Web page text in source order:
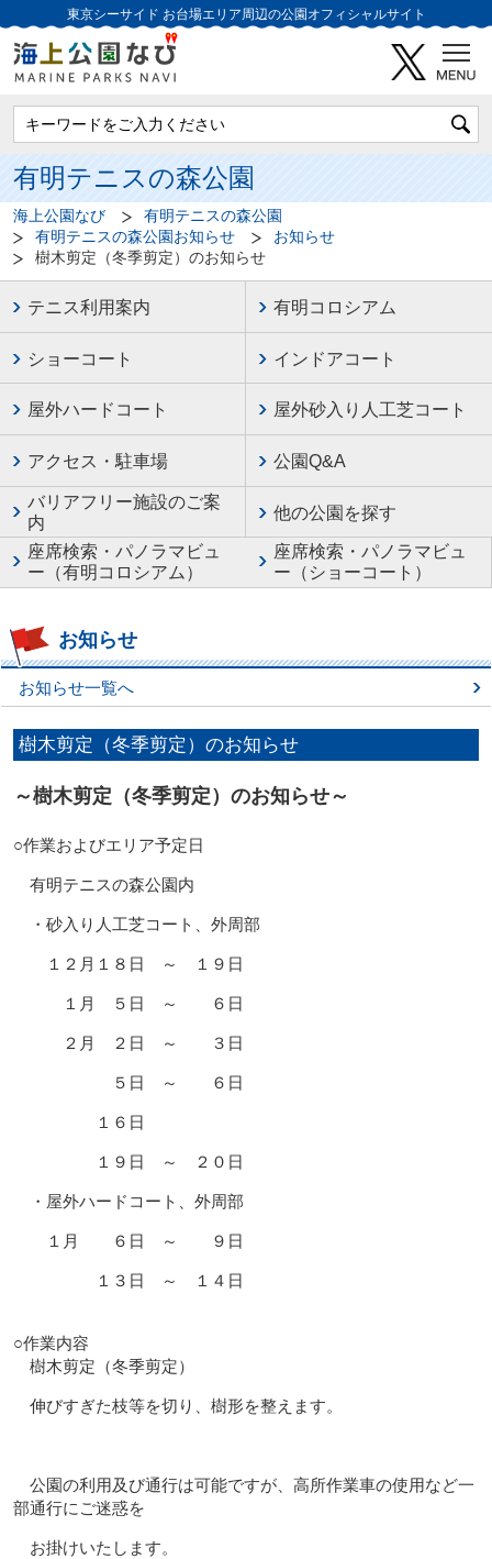
東京シーサイド お台場エリア周辺の公園オフィシャルサイト
有明テニスの森公園
海上公園なび
有明テニスの森公園
有明テニスの森公園お知らせ
お知らせ
樹木剪定（冬季剪定）のお知らせ
テニス利用案内 有明コロシアム
ショーコート インドアコート
屋外ハードコート 屋外砂入り人工芝コート
アクセス・駐車場 公園Q&A
バリアフリー施設のご案
内
他の公園を探す
座席検索・パノラマビュ
ー（有明コロシアム）
座席検索・パノラマビュ
ー（ショーコート）
お知らせ
お知らせ一覧へ
樹木剪定（冬季剪定）のお知らせ
～樹木剪定（冬季剪定）のお知らせ～
○作業およびエリア予定日
有明テニスの森公園内
・砂入り人工芝コート、外周部
１２月１８日 ～ １９日
１月 ５日 ～ ６日
２月 ２日 ～ ３日
５日 ～ ６日
１６日
１９日 ～ ２０日
・屋外ハードコート、外周部
１月 ６日 ～ ９日
１３日 ～ １４日
○作業内容
樹木剪定（冬季剪定）
伸びすぎた枝等を切り、樹形を整えます。
公園の利用及び通行は可能ですが、高所作業車の使用など一
部通行にご迷惑を
お掛けいたします。